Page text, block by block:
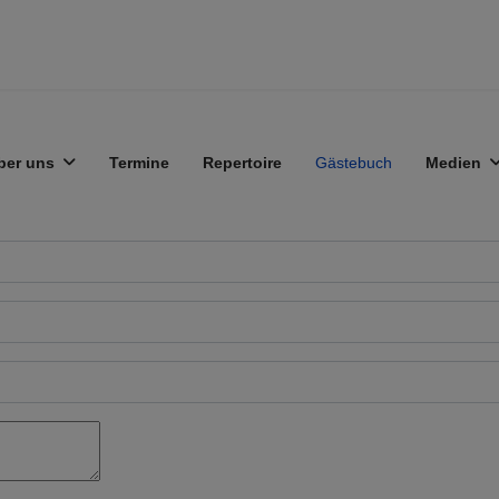
uns Termine Repertoire Gästebuch Medien